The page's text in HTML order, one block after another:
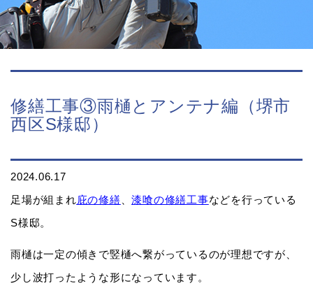
修繕工事③雨樋とアンテナ編（堺市
西区S様邸）
2024.06.17
足場が組まれ庇の修繕 、漆喰の修繕工事などを行っている
S様邸。
雨樋は一定の傾きで竪樋へ繋がっているのが理想ですが、
少し波打ったような形になっています。